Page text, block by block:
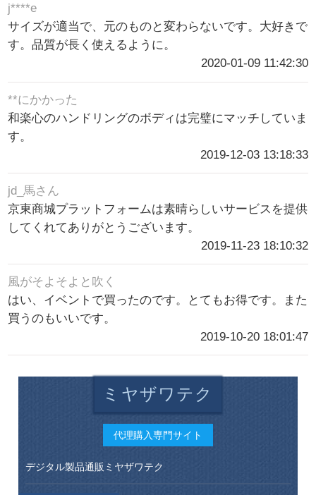
j****e
サイズが適当で、元のものと変わらないです。大好きで
す。品質が長く使えるように。
2020-01-09 11:42:30
**にかかった
和楽心のハンドリングのボディは完璧にマッチしていま
す。
2019-12-03 13:18:33
jd_馬さん
京東商城プラットフォームは素晴らしいサービスを提供
してくれてありがとうございます。
2019-11-23 18:10:32
風がそよそよと吹く
はい、イベントで買ったのです。とてもお得です。また
買うのもいいです。
2019-10-20 18:01:47
ミヤザワテク
代理購入専門サイト
デジタル製品通販ミヤザワテク